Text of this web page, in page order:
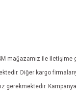
mağazamız ile iletişime
Diğer kargo